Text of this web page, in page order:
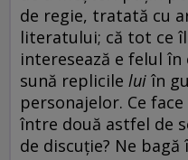
de regie, tratată cu
literatului; că tot ce îl
interesează e felul în
sună replicile lui în
personajelor. Ce
între două astfel de
de discuție? Ne bagă